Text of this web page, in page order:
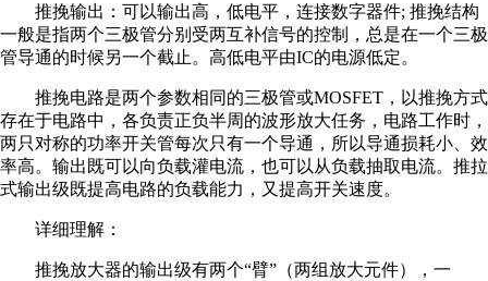
推挽输出：可以输出高，低电平，连接数字器件; 推挽结构
一般是指两个三极管分别受两互补信号的控制，总是在一个三极
管导通的时候另一个截止。高低电平由IC的电源低定。
推挽电路是两个参数相同的三极管或MOSFET，以推挽方式
存在于电路中，各负责正负半周的波形放大任务，电路工作时，
两只对称的功率开关管每次只有一个导通，所以导通损耗小、效
率高。输出既可以向负载灌电流，也可以从负载抽取电流。推拉
式输出级既提高电路的负载能力，又提高开关速度。
详细理解：
推挽放大器的输出级有两个“臂”（两组放大元件），一